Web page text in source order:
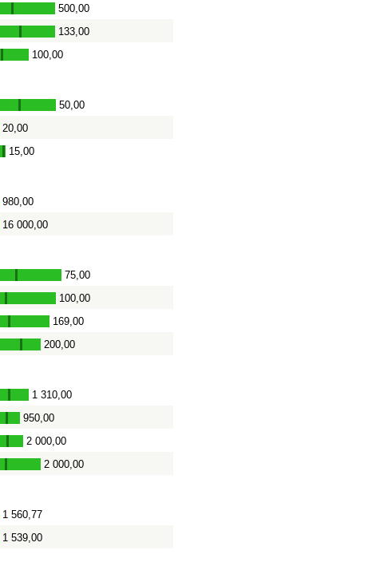
- 500,00
- 133,00
- 100,00
- 50,00
20,00
- 15,00
980,00
16 000,00
- 75,00
- 100,00
- 169,00
- 200,00
- 1 310,00
- 950,00
- 2 000,00
- 2 000,00
1 560,77
1 539,00